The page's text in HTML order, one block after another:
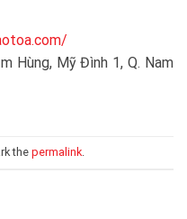
Hùng, Mỹ Đình 1, Q. Nam
thepermalink